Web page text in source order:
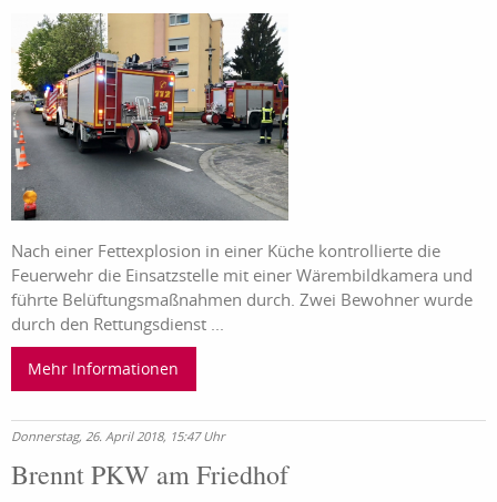
Nach einer Fettexplosion in einer Küche kontrollierte die
Feuerwehr die Einsatzstelle mit einer Wärembildkamera und
führte Belüftungsmaßnahmen durch. Zwei Bewohner wurde
durch den Rettungsdienst ...
Mehr Informationen
Donnerstag, 26. April 2018, 15:47 Uhr
Brennt PKW am Friedhof